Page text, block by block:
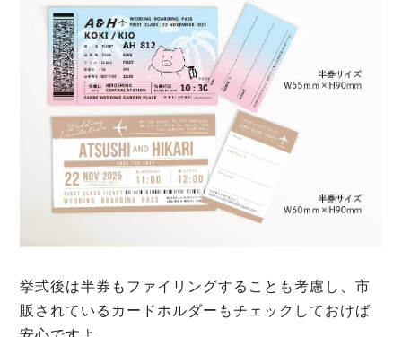
挙式後は半券もファイリングすることも考慮し、市
販されているカードホルダーもチェックしておけば